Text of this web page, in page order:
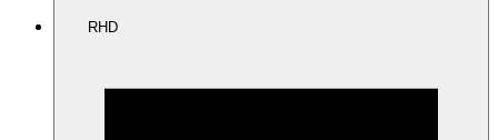
RHD